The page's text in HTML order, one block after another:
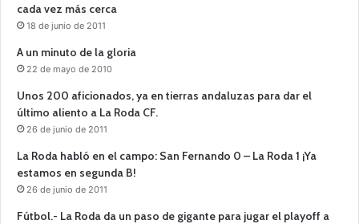
cada vez más cerca
18 de junio de 2011
A un minuto de la gloria
22 de mayo de 2010
Unos 200 aficionados, ya en tierras andaluzas para dar el
último aliento a La Roda CF.
26 de junio de 2011
La Roda habló en el campo: San Fernando 0 – La Roda 1 ¡Ya
estamos en segunda B!
26 de junio de 2011
Fútbol.- La Roda da un paso de gigante para jugar el playoff a